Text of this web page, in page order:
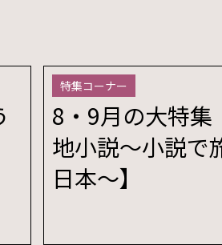
特集コーナー
8・9月の大特集
地小説～小説で
日本～】